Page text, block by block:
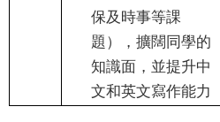
保及時事等課
題），擴闊同學的
知識面，並提升中
文和英文寫作能力